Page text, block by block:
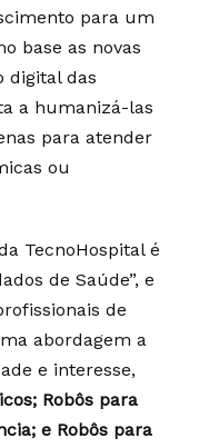
para um
base as novas
digital das
a humanizá-las
para atender
ou
TecnoHospital é
de Saúde”, e
de
abordagem a
e interesse,
Robôs para
e Robôs para